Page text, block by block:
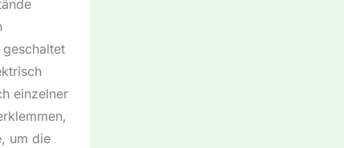
einzelner
um die